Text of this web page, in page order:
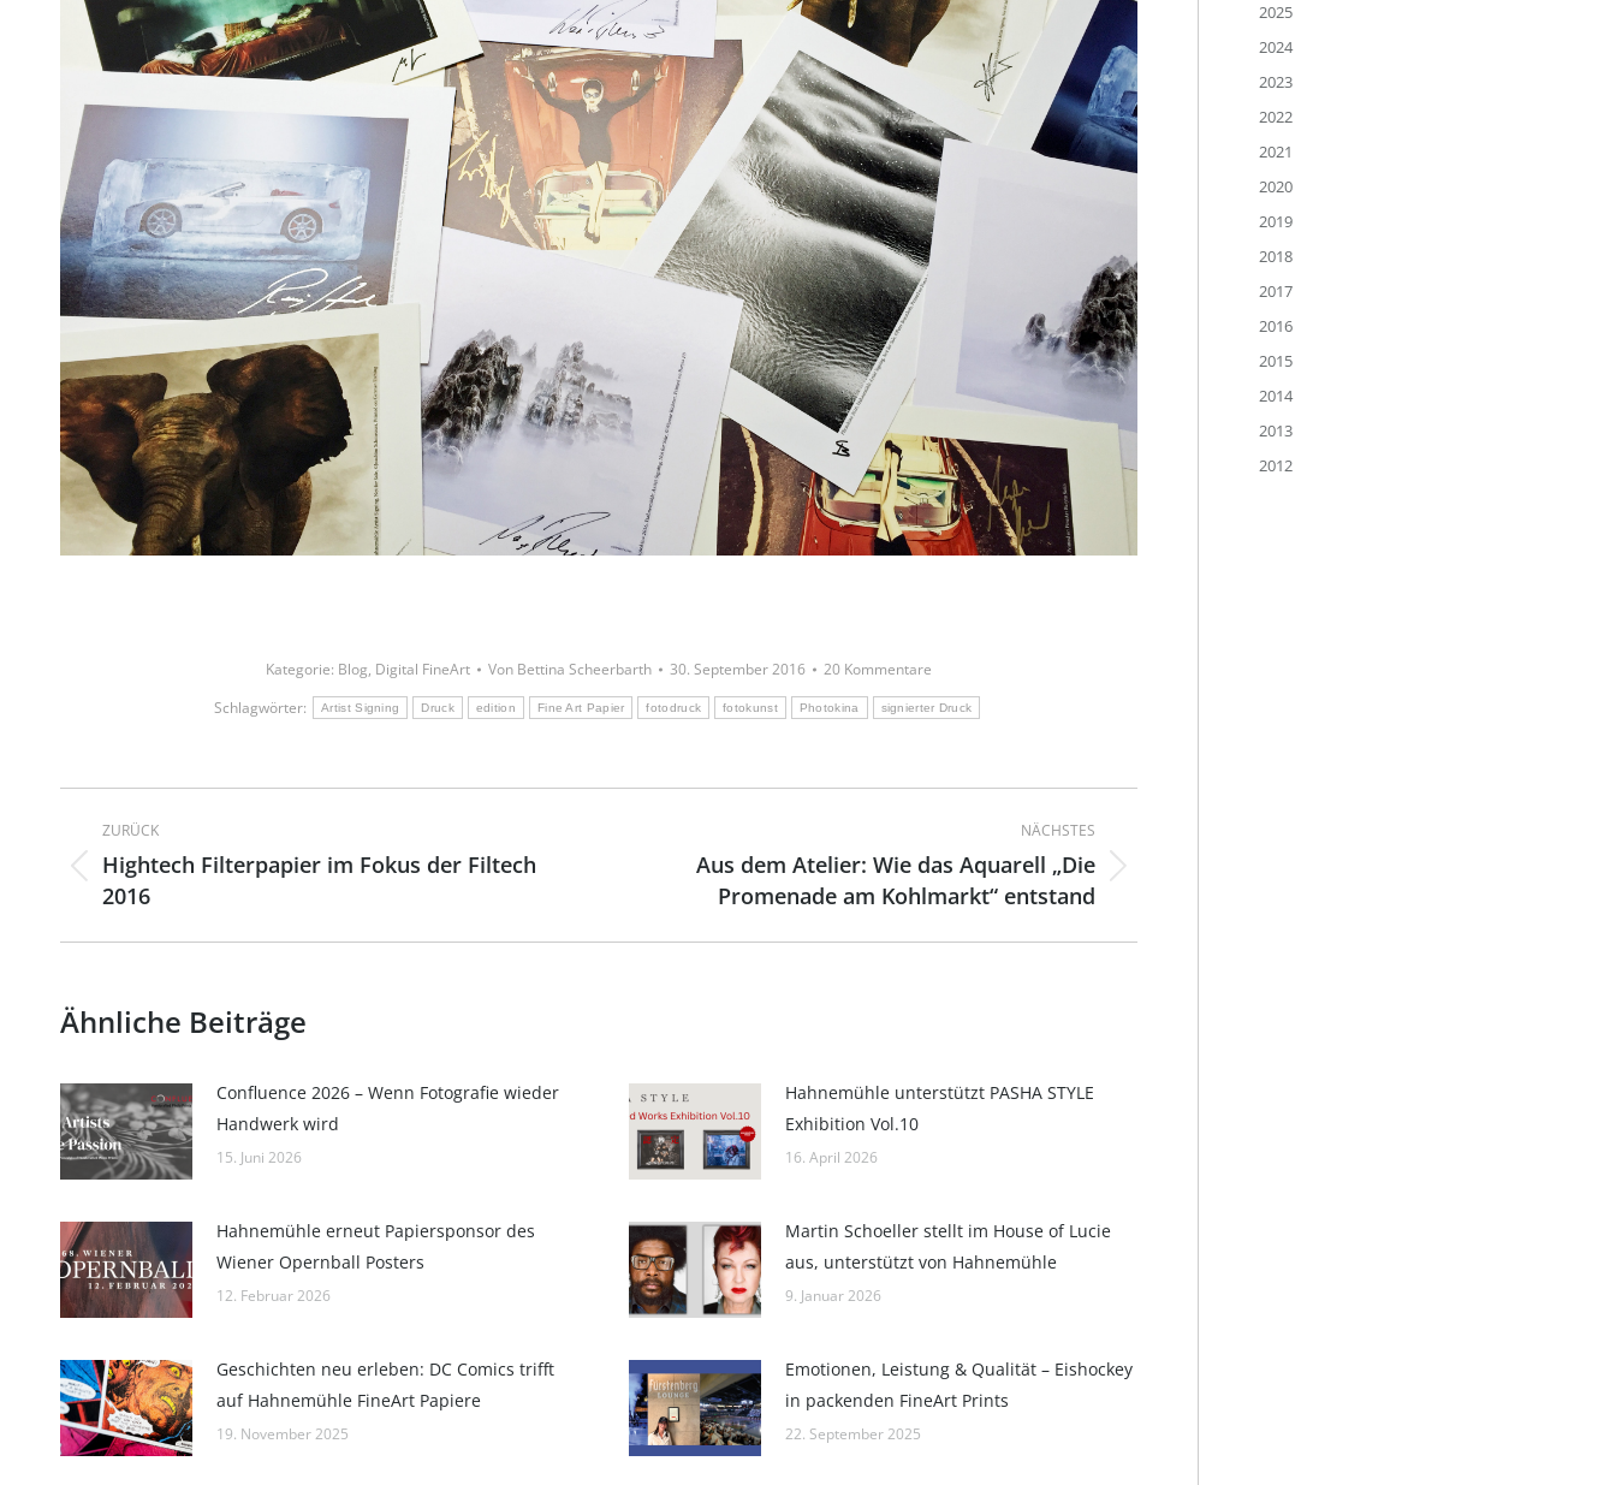
Kategorie: Blog, Digital FineArt Von Bettina Scheerbarth 30. September 2016
20 Kommentare
Schlagwörter:
Artist Signing Druck edition Fine Art Papier fotodruck fotokunst Photokina signierter Druck
Kommentarnavigation
ZURÜCK
Vorheriger
Beitrag:
Hightech Filterpapier im Fokus der Filtech
2016
NÄCHSTES
NächsterAus dem Atelier: Wie das Aquarell „Die
Promenade am Kohlmarkt“ entstand
Ähnliche Beiträge
Confluence 2026 – Wenn Fotografie wieder
Handwerk wird
15. Juni 2026
Hahnemühle unterstützt PASHA STYLE
Exhibition Vol.10
16. April 2026
Hahnemühle erneut Papiersponsor des
Wiener Opernball Posters
12. Februar 2026
Martin Schoeller stellt im House of Lucie
aus, unterstützt von Hahnemühle
9. Januar 2026
Geschichten neu erleben: DC Comics trifft
auf Hahnemühle FineArt Papiere
19. November 2025
Emotionen, Leistung & Qualität – Eishockey
in packenden FineArt Prints
22. September 2025
2025
2024
2023
2022
2021
2020
2019
2018
2017
2016
2015
2014
2013
2012